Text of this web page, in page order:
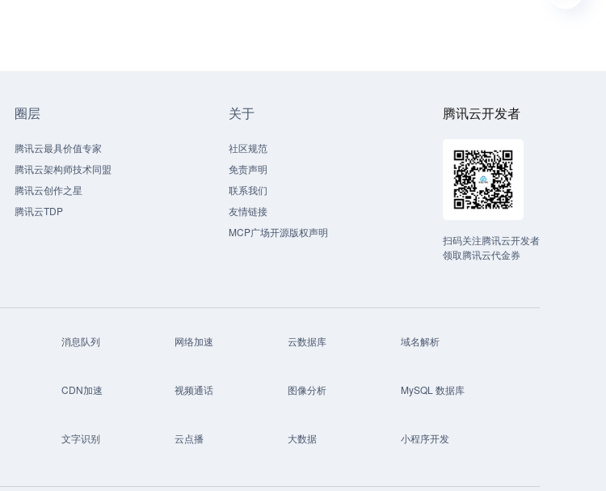
圈层
腾讯云最具价值专家
腾讯云架构师技术同盟
腾讯云创作之星
腾讯云TDP
关于
社区规范
免责声明
联系我们
友情链接
MCP广场开源版权声明
腾讯云开发者
扫码关注腾讯云开发者
领取腾讯云代金券
消息队列 网络加速 云数据库
域名解析
CDN加速 视频通话 图像分析
MySQL 数据库
文字识别 云点播 大数据
小程序开发